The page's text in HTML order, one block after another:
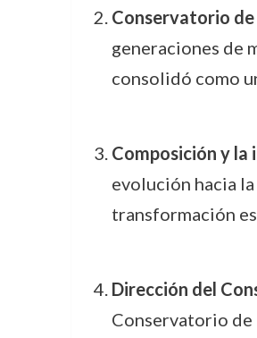
Conservatorio de
generaciones de
consolidó como
Composición y la
evolución hacia
transformación
Dirección del
Conservatorio de